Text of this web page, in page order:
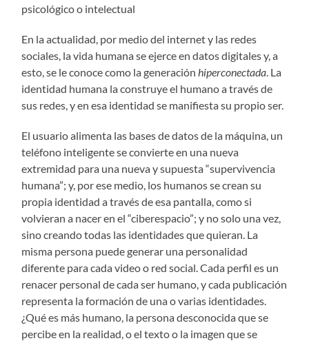
psicológico o intelectual
En la actualidad, por medio del internet y las redes
sociales, la vida humana se ejerce en datos digitales y, a
esto, se le conoce como la generación hiperconectada. La
identidad humana la construye el humano a través de
sus redes, y en esa identidad se manifiesta su propio ser.
El usuario alimenta las bases de datos de la máquina, un
teléfono inteligente se convierte en una nueva
extremidad para una nueva y supuesta “supervivencia
humana”; y, por ese medio, los humanos se crean su
propia identidad a través de esa pantalla, como si
volvieran a nacer en el “ciberespacio”; y no solo una vez,
sino creando todas las identidades que quieran. La
misma persona puede generar una personalidad
diferente para cada video o red social. Cada perfil es un
renacer personal de cada ser humano, y cada publicación
representa la formación de una o varias identidades.
¿Qué es más humano, la persona desconocida que se
percibe en la realidad, o el texto o la imagen que se